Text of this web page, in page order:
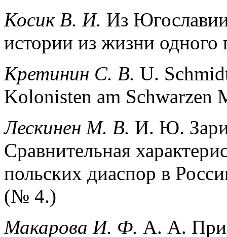
Косик В. И. Из
истории из жизни
Кретинин С. В. U.
Kolonisten am
Лескинен М. В. И. Ю.
Сравнительная
польских диаспор в
(№ 4.)
Макарова И. Ф. А. А.